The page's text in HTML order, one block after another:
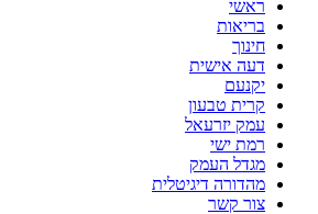
ראשי
בריאות
חינוך
דעה אישית
יקנעם
קרית טבעון
עמק יזרעאל
רמת ישי
מגדל העמק
מהדורה דיגיטלית
צור קשר